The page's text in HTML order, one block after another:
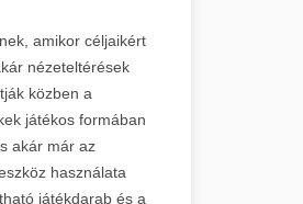
amikor céljaikért
nézeteltérések
közben a
játékos formában
akár már az
használata
játékdarab és a